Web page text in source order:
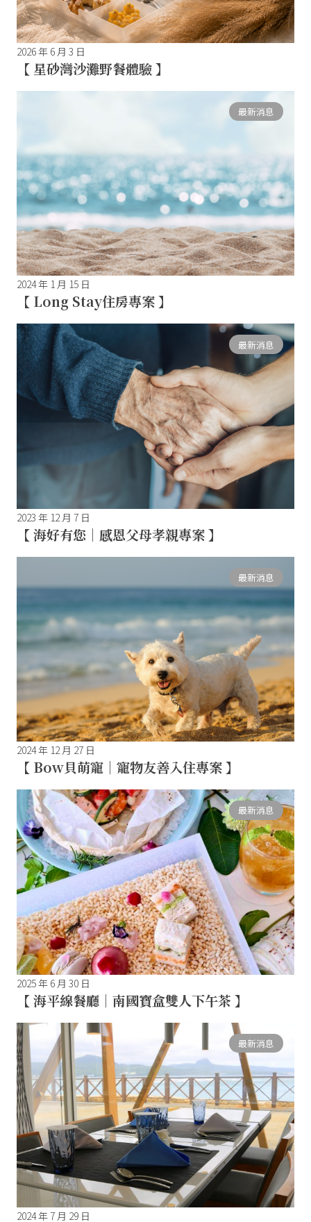
2026 年 6 月 3 日
【 星砂灣沙灘野餐體驗 】
最新消息
2024 年 1 月 15 日
【 Long Stay住房專案 】
最新消息
2023 年 12 月 7 日
【 海好有您｜感恩父母孝親專案 】
最新消息
2024 年 12 月 27 日
【 Bow貝萌寵｜寵物友善入住專案 】
最新消息
2025 年 6 月 30 日
【 海平線餐廳｜南國寶盒雙人下午茶 】
最新消息
2024 年 7 月 29 日